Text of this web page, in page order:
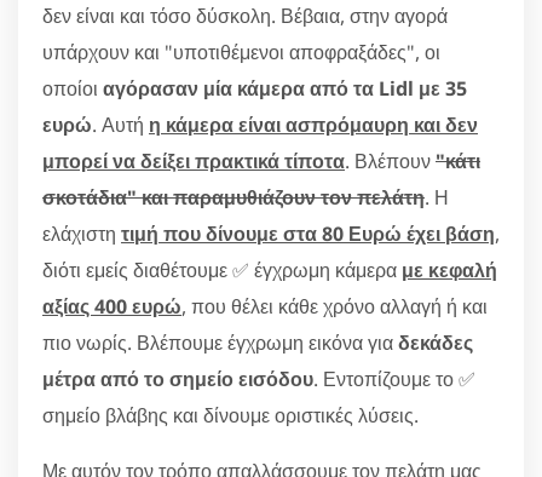
δεν είναι και τόσο δύσκολη. Βέβαια, στην αγορά
υπάρχουν και "υποτιθέμενοι αποφραξάδες", οι
οποίοι αγόρασαν μία κάμερα από τα Lidl με 35
ευρώ. Αυτή η κάμερα είναι ασπρόμαυρη και δεν
μπορεί να δείξει πρακτικά τίποτα. Βλέπουν"κάτι
σκοτάδια" και παραμυθιάζουν τον πελάτη. Η
ελάχιστη τιμή που δίνουμε στα 80 Ευρώ έχει βάση,
διότι εμείς διαθέτουμε ✅ έγχρωμη κάμερα με κεφαλή
αξίας 400 ευρώ, που θέλει κάθε χρόνο αλλαγή ή και
πιο νωρίς. Βλέπουμε έγχρωμη εικόνα γιαδεκάδες
μέτρα από το σημείο εισόδου. Εντοπίζουμε το ✅
σημείο βλάβης και δίνουμε οριστικές λύσεις.
Με αυτόν τον τρόπο απαλλάσσουμε τον πελάτη μας